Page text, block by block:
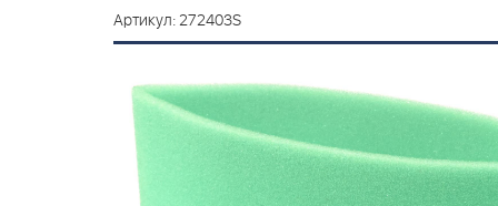
Артикул: 272403S